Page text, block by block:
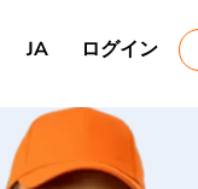
JA ログイン